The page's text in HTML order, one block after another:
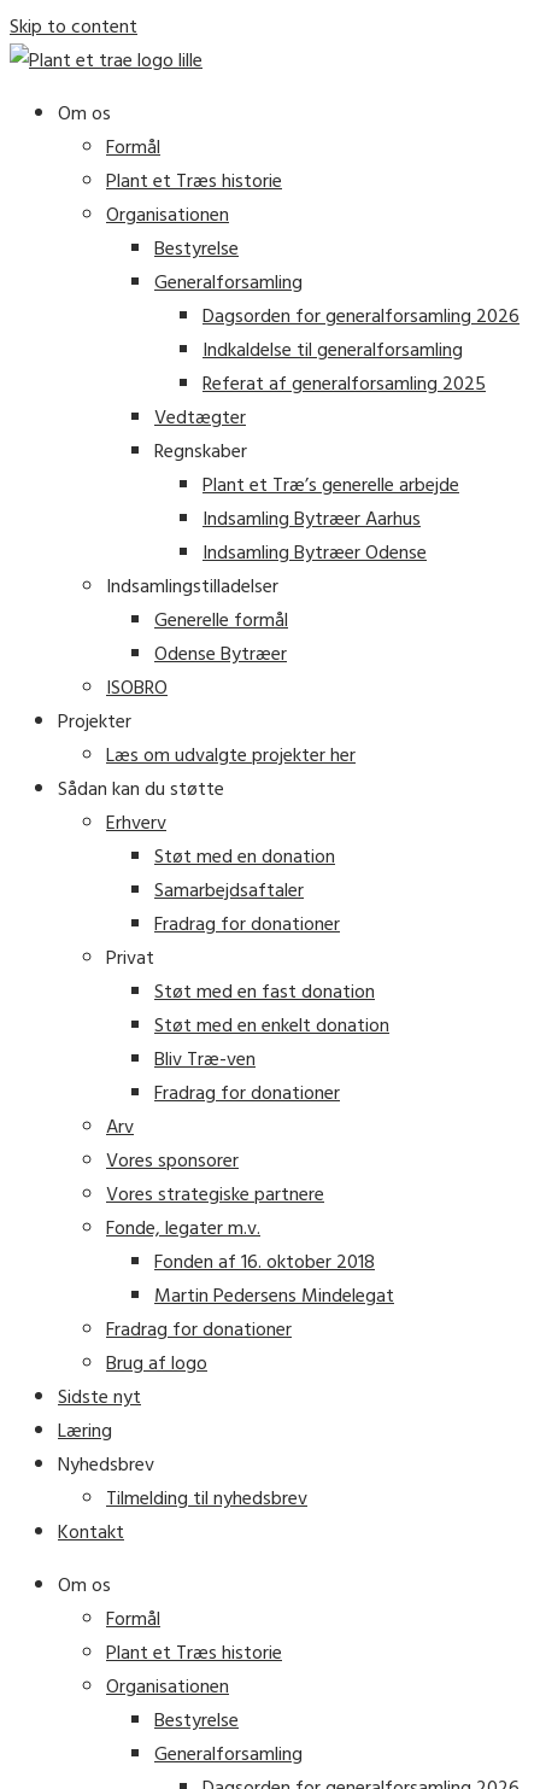
Skip to content
Om os
Formål
Plant et Træs historie
Organisationen
Bestyrelse
Generalforsamling
Dagsorden for generalforsamling 2026
Indkaldelse til generalforsamling
Referat af generalforsamling 2025
Vedtægter
Regnskaber
Plant et Træ’s generelle arbejde
Indsamling Bytræer Aarhus
Indsamling Bytræer Odense
Indsamlingstilladelser
Generelle formål
Odense Bytræer
ISOBRO
Projekter
Læs om udvalgte projekter her
Sådan kan du støtte
Erhverv
Støt med en donation
Samarbejdsaftaler
Fradrag for donationer
Privat
Støt med en fast donation
Støt med en enkelt donation
Bliv Træ-ven
Fradrag for donationer
Arv
Vores sponsorer
Vores strategiske partnere
Fonde, legater m.v.
Fonden af 16. oktober 2018
Martin Pedersens Mindelegat
Fradrag for donationer
Brug af logo
Sidste nyt
Læring
Nyhedsbrev
Tilmelding til nyhedsbrev
Kontakt
Om os
Formål
Plant et Træs historie
Organisationen
Bestyrelse
Generalforsamling